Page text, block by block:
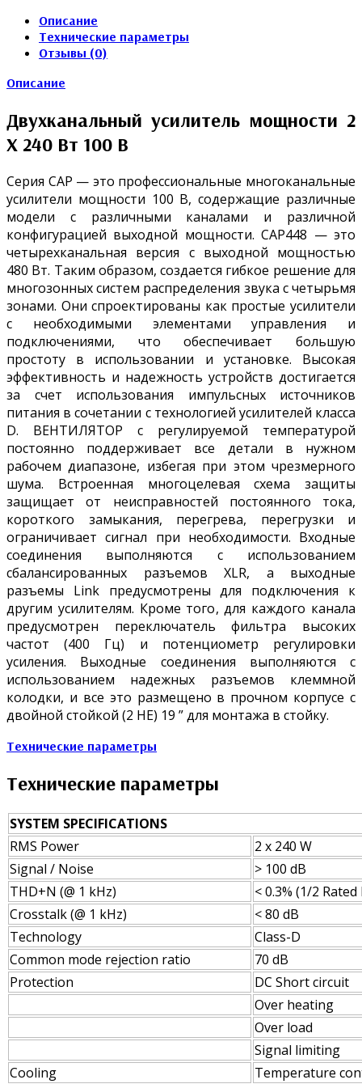
Описание
Технические параметры
Отзывы (0)
Описание
Двухканальный усилитель мощности 2
X 240 Вт 100 В
Серия CAP — это профессиональные многоканальные
усилители мощности 100 В, содержащие различные
модели с различными каналами и различной
конфигурацией выходной мощности. CAP448 — это
четырехканальная версия с выходной мощностью
480 Вт. Таким образом, создается гибкое решение для
многозонных систем распределения звука с четырьмя
зонами. Они спроектированы как простые усилители
с необходимыми элементами управления и
подключениями, что обеспечивает большую
простоту в использовании и установке. Высокая
эффективность и надежность устройств достигается
за счет использования импульсных источников
питания в сочетании с технологией усилителей класса
D. ВЕНТИЛЯТОР с регулируемой температурой
постоянно поддерживает все детали в нужном
рабочем диапазоне, избегая при этом чрезмерного
шума. Встроенная многоцелевая схема защиты
защищает от неисправностей постоянного тока,
короткого замыкания, перегрева, перегрузки и
ограничивает сигнал при необходимости. Входные
соединения выполняются с использованием
сбалансированных разъемов XLR, а выходные
разъемы Link предусмотрены для подключения к
другим усилителям. Кроме того, для каждого канала
предусмотрен переключатель фильтра высоких
частот (400 Гц) и потенциометр регулировки
усиления. Выходные соединения выполняются с
использованием надежных разъемов клеммной
колодки, и все это размещено в прочном корпусе с
двойной стойкой (2 HE) 19 ” для монтажа в стойку.
Технические параметры
Технические параметры
SYSTEM SPECIFICATIONS
RMS Power
2 x 240 W
Signal / Noise
> 100 dB
THD+N (@ 1 kHz)
< 0.3% (1/2
Crosstalk (@ 1 kHz)
< 80 dB
Technology
Class-D
Common mode rejection ratio
70 dB
Protection
DC Short circuit
Over heating
Over load
Signal limiting
Cooling
Temperature